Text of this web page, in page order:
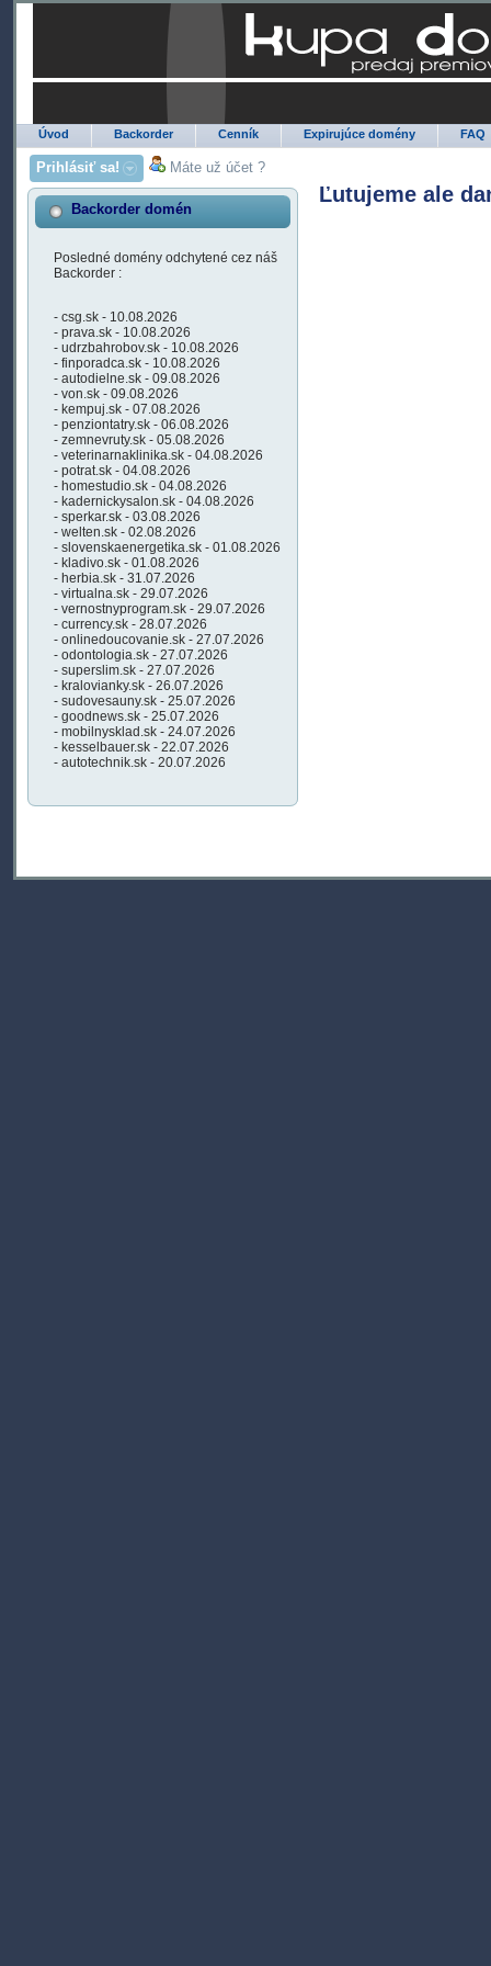
Úvod Backorder Cenník Expirujúce domény FAQ
Prihlásiť sa! Máte už účet ?
Backorder domén
Posledné domény odchytené cez náš
Backorder :
- csg.sk - 10.08.2026
- prava.sk - 10.08.2026
- udrzbahrobov.sk - 10.08.2026
- finporadca.sk - 10.08.2026
- autodielne.sk - 09.08.2026
- von.sk - 09.08.2026
- kempuj.sk - 07.08.2026
- penziontatry.sk - 06.08.2026
- zemnevruty.sk - 05.08.2026
- veterinarnaklinika.sk - 04.08.2026
- potrat.sk - 04.08.2026
- homestudio.sk - 04.08.2026
- kadernickysalon.sk - 04.08.2026
- sperkar.sk - 03.08.2026
- welten.sk - 02.08.2026
- slovenskaenergetika.sk - 01.08.2026
- kladivo.sk - 01.08.2026
- herbia.sk - 31.07.2026
- virtualna.sk - 29.07.2026
- vernostnyprogram.sk - 29.07.2026
- currency.sk - 28.07.2026
- onlinedoucovanie.sk - 27.07.2026
- odontologia.sk - 27.07.2026
- superslim.sk - 27.07.2026
- kralovianky.sk - 26.07.2026
- sudovesauny.sk - 25.07.2026
- goodnews.sk - 25.07.2026
- mobilnysklad.sk - 24.07.2026
- kesselbauer.sk - 22.07.2026
- autotechnik.sk - 20.07.2026
Ľutujeme ale